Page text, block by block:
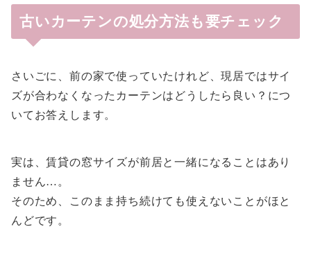
古いカーテンの処分方法も要チェック
さいごに、前の家で使っていたけれど、現居ではサイ
ズが合わなくなったカーテンはどうしたら良い？につ
いてお答えします。
実は、賃貸の窓サイズが前居と一緒になることはあり
ません…。
そのため、このまま持ち続けても使えないことがほと
んどです。